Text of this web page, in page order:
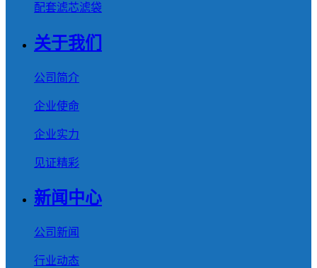
配套滤芯滤袋
关于我们
公司简介
企业使命
企业实力
见证精彩
新闻中心
公司新闻
行业动态